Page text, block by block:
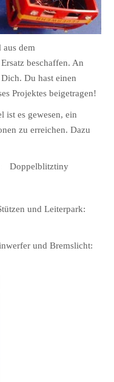
dem
beschaffen. An
Du hast einen
Projektes beigetragen!
ist es gewesen, ein
zu erreichen. Dazu
Doppelblitztiny
und Leiterpark:
und Bremslicht: